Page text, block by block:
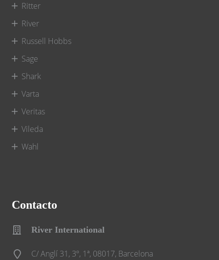
Ritter
River
Russell Hobbs
Sage
Shark
Varta
Veritas
Vileda
Wahl
Contacto
River International
C/ Anglí 31, 3º, 1ª, 08017, Barcelona